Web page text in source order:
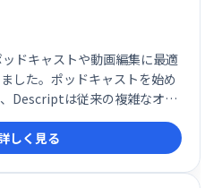
ドキャストや動画編集に最適
した。ポッドキャストを始め
Descriptは従来の複雑なオー
ったく異なる、新しいタイプ
す。今年初め、私はポッドキ
設し、編集にはすべてDescript
しく見る